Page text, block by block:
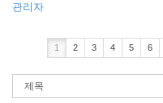
관리자
1 2 3 4 5 6